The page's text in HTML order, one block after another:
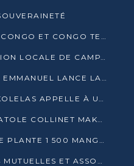
DROITS DES FEMMES : AGL CONGO ET CONGO TERMINAL METTENT EN AVANT LE LEADERSHIP FÉMININ
GOMA TSÉ-TSÉ : LA DIRECTION LOCALE DE CAMPAGNE INTENSIFIE LA SENSIBILISATION DANS LES VILLAGES
MAKOUA : DELPHINE ÉDITH EMMANUEL LANCE LA CAMPAGNE POUR DENIS SASSOU-N’GUESSO
À MAKÉLÉKÉLÉ 1, LANDRY KOLELAS APPELLE À UNE MOBILISATION MASSIVE EN FAVEUR DE DENIS SASSOU-N’GUESSO
PRÉSIDENTIELLE 2026 : ANATOLE COLLINET MAKOSSO DÉFEND LE PROJET DE SOCIÉTÉ DE DENIS SASSOU NGUESSO
ENVIRONNEMENT : MAURICE PLANTE 1 500 MANGROVES POUR HONORER WANGARI MAATHAI
PRÉSIDENTIELLE 2026 : LES MUTUELLES ET ASSOCIATIONS S’IMPLIQUENT DANS LA CAMPAGNE ÉLECTORALE À TIÉ-TIÉ 2 (POINTE-NOIRE)